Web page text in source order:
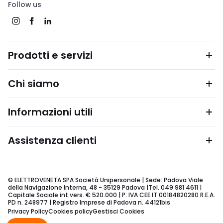
Follow us
Prodotti e servizi
Chi siamo
Informazioni utili
Assistenza clienti
© ELETTROVENETA SPA Società Unipersonale | Sede: Padova Viale
della Navigazione Interna, 48 - 35129 Padova |Tel. 049 981 4611 |
Capitale Sociale int.vers. € 520.000 | P. IVA CEE IT 00184820280 R.E.A.
PD n. 248977 | Registro Imprese di Padova n. 44121bis
Privacy PolicyCookies policyGestisci Cookies